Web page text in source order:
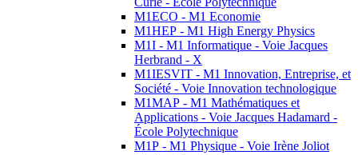
M1ECO - M1 Economie
M1HEP - M1 High Energy Physics
M1I - M1 Informatique - Voie Jacques
Herbrand - X
M1IESVIT - M1 Innovation, Entreprise, et
Société - Voie Innovation technologique
M1MAP - M1 Mathématiques et
Applications - Voie Jacques Hadamard -
École Polytechnique
M1P - M1 Physique - Voie Irène Joliot